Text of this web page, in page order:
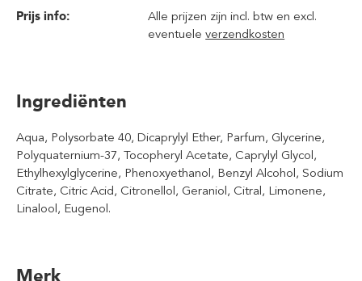
Prijs info:
Alle prijzen zijn incl. btw en excl.
eventueleverzendkosten
Ingrediënten
Aqua, Polysorbate 40, Dicaprylyl Ether, Parfum, Glycerine,
Polyquaternium-37, Tocopheryl Acetate, Caprylyl Glycol,
Ethylhexylglycerine, Phenoxyethanol, Benzyl Alcohol, Sodium
Citrate, Citric Acid, Citronellol, Geraniol, Citral, Limonene,
Linalool, Eugenol.
Merk